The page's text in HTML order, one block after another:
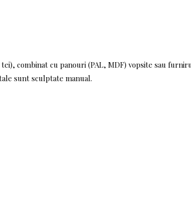
combinat cu panouri (PAL, MDF) vopsite sau
sunt sculptate manual.